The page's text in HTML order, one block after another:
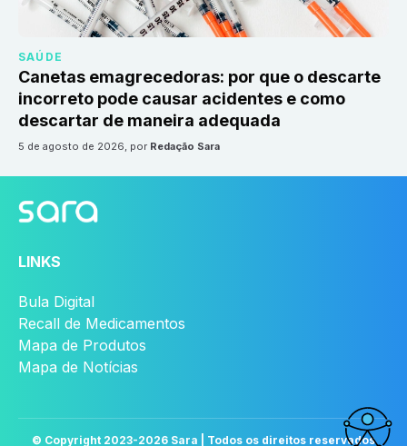
SAÚDE
Canetas emagrecedoras: por que o descarte
incorreto pode causar acidentes e como
descartar de maneira adequada
5 de agosto de 2026, por Redação Sara
LINKS
Bula Digital
Recall de Medicamentos
Mapa de Produtos
Mapa de Notícias
© Copyright 2023-2026 Sara | Todos os direitos reservados